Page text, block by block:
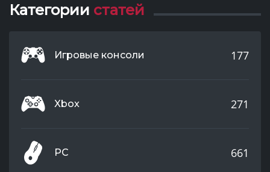
Категории статей
Игровые консоли 177
Xbox 271
PC 661